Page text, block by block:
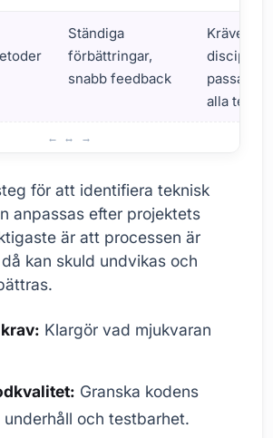
Ständiga
förbättringar,
snabb feedback
Kräver
disciplin,
passar
alla team
för att identifiera teknisk
anpassas efter projektets
är att processen är
kan skuld undvikas och
Klargör vad mjukvaran
Granska kodens
underhåll och testbarhet.